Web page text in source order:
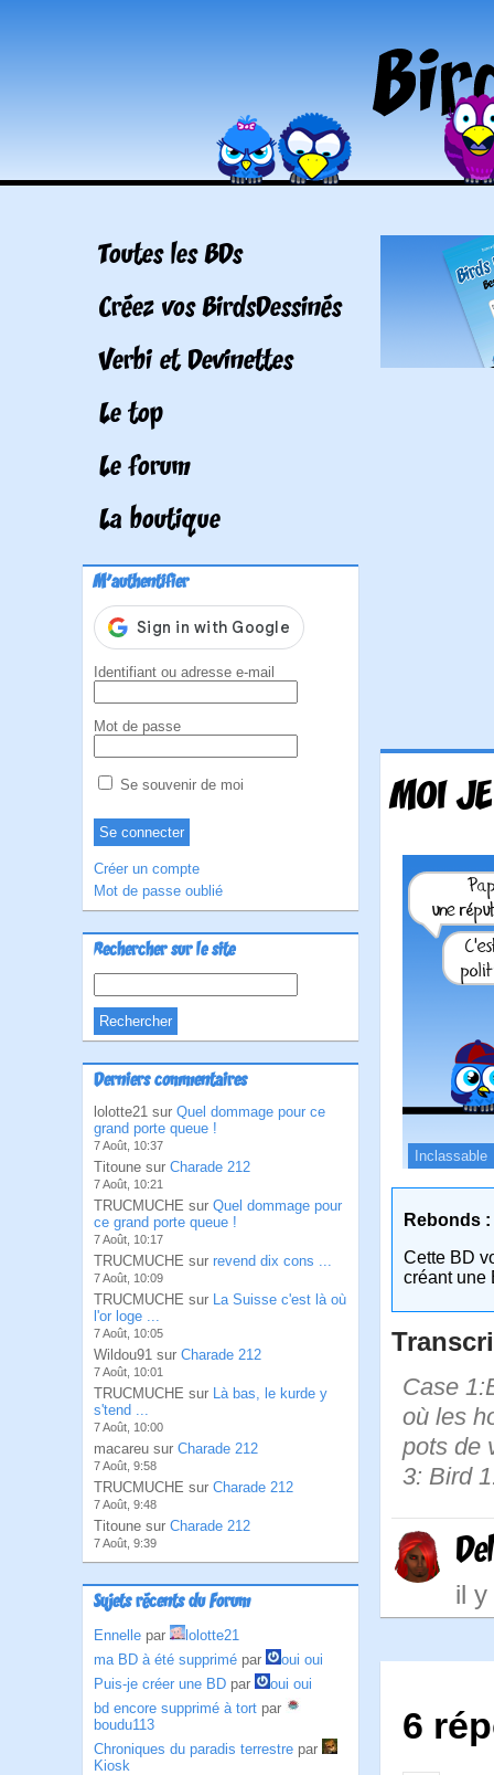
Toutes les BDs
Créez vos BirdsDessinés
Verbi et Devinettes
Le top
Le forum
La boutique
M'authentifier
Identifiant ou adresse e-mail
Mot de passe
Se souvenir de moi
Créer un compte
Mot de passe oublié
Rechercher sur le site
Derniers commentaires
lolotte21 sur Quel dommage pour ce
grand porte queue !
7 Août, 10:37
Titoune sur Charade 212
7 Août, 10:21
TRUCMUCHE sur Quel dommage pour
ce grand porte queue !
7 Août, 10:17
TRUCMUCHE sur revend dix cons ...
7 Août, 10:09
TRUCMUCHE sur La Suisse c'est là où
l'or loge ...
7 Août, 10:05
Wildou91 sur Charade 212
7 Août, 10:01
TRUCMUCHE sur Là bas, le kurde y
s'tend ...
7 Août, 10:00
macareu sur Charade 212
7 Août, 9:58
TRUCMUCHE sur Charade 212
7 Août, 9:48
Titoune sur Charade 212
7 Août, 9:39
Sujets récents du Forum
Ennelle par
lolotte21
ma BD à été supprimé par
oui oui
Puis-je créer une BD par
oui oui
bd encore supprimé à tort par
boudu113
Chroniques du paradis terrestre par
Kiosk
MOI
Inclassable
Rebonds :
Cette BD
créant une
Case
où les
pots de
3: Bird
il
6